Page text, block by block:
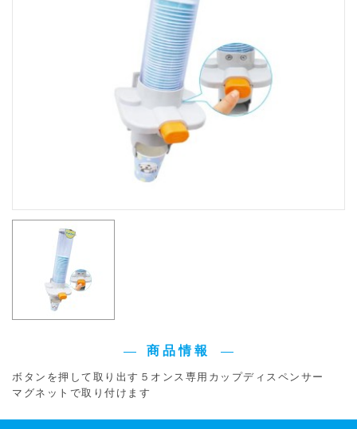
商品情報
ボタンを押して取り出す５オンス専用カップディスペンサー
マグネットで取り付けます